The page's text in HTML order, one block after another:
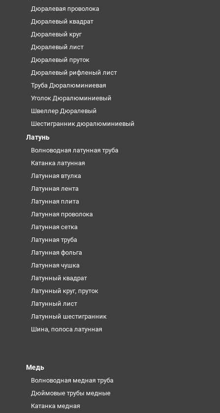
Дюралевая проволока
Дюралевый квадрат
Дюралевый круг
Дюралевый лист
Дюралевый пруток
Дюралевый рифленый лист
Труба Дюралюминиевая
Уголок Дюралюминиевый
Швеллер Дюралевый
Шестигранник дюралюминиевый
Латунь
Волноводная латунная труба
Катанка латунная
Латунная втулка
Латунная лента
Латунная плита
Латунная проволока
Латунная сетка
Латунная труба
Латунная фольга
Латунная чушка
Латунный квадрат
Латунный круг, пруток
Латунный лист
Латунный шестигранник
Шина, полоса латунная
Медь
Волноводная медная труба
Дюймовые трубы медные
Катанка медная